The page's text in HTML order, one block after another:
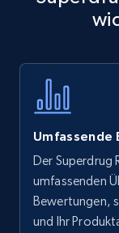
Title, Seller
Amazon
upc numbers
Title, Seller
Umfassende
Der Superdrug
umfassenden
Bewertungen,
und Ihr